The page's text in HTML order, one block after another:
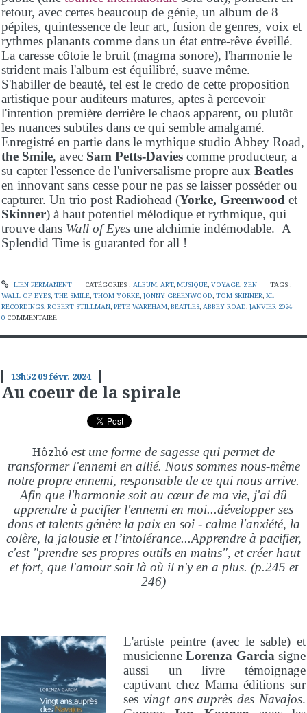
retour, avec certes beaucoup de génie, un album de 8
pépites, quintessence de leur art, fusion de genres, voix et
rythmes planants comme dans un état entre-rêve éveillé.
La caresse côtoie le bruit (magma sonore), l'harmonie le
strident mais l'album est équilibré, suave même.
S'habiller de beauté, tel est le credo de cette proposition
artistique pour auditeurs matures, aptes à percevoir
l'intention première derrière le chaos apparent, ou plutôt
les nuances subtiles dans ce qui semble amalgamé.
Enregistré en partie dans le mythique studio Abbey Road,
the Smile, avec Sam Petts-Davies comme producteur, a
su capter l'essence de l'universalisme propre aux Beatles
en innovant sans cesse pour ne pas se laisser posséder ou
capturer. Un trio post Radiohead (Yorke, Greenwood et
Skinner) à haut potentiel mélodique et rythmique, qui
trouve dans Wall of Eyes une alchimie indémodable. A
Splendid Time is guaranted for all !
LIEN PERMANENT CATÉGORIES : ALBUM, ART, MUSIQUE, VOYAGE, ZEN
TAGS :
WALL OF EYES, THE SMILE, THOM YORKE, JONNY GREENWOOD, TOM SKINNER, XL
RECORDINGS, ROBERT STILLMAN, PETE WAREHAM, BEATLES, ABBEY ROAD, JANVIER 2024
0 COMMENTAIRE
13h52 09févr. 2024
Au coeur de la spirale
Hôzhó est une forme de sagesse qui permet de
transformer l'ennemi en allié. Nous sommes nous-même
notre propre ennemi, responsable de ce qui nous arrive.
Afin que l'harmonie soit au cœur de ma vie, j'ai dû
apprendre à pacifier l'ennemi en moi...développer ses
dons et talents génère la paix en soi - calme l'anxiété, la
colère, la jalousie et l’intolérance...Apprendre à pacifier,
c'est "prendre ses propres outils en mains", et créer haut
et fort, que l'amour soit là où il n'y en a plus. (p.245 et
246)
L'artiste peintre (avec le sable) et
musicienneLorenza Garcia signe
aussi un livre témoignage
captivant chez Mama éditions sur
ses vingt ans auprès des Navajos.